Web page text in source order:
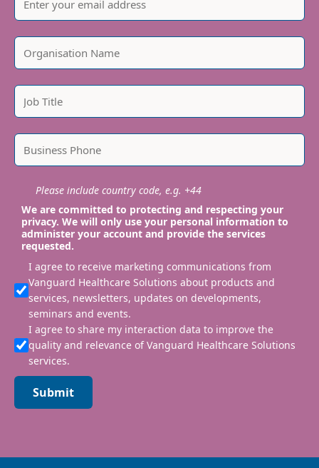
Please include country code, e.g. +44
We are committed to protecting and respecting your
privacy. We will only use your personal information to
administer your account and provide the services
requested.
I agree to receive marketing communications from
Vanguard Healthcare Solutions about products and
services, newsletters, updates on developments,
seminars and events.
I agree to share my interaction data to improve the
quality and relevance of Vanguard Healthcare Solutions
services.
Submit